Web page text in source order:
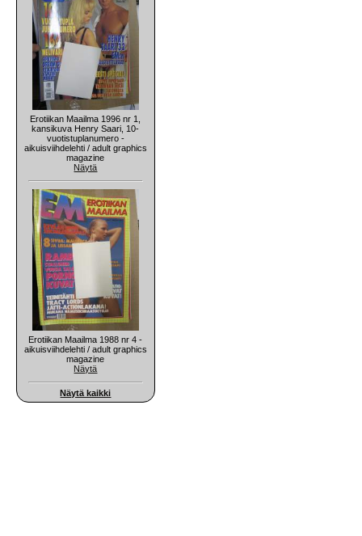
Erotiikan Maailma 1996 nr 1,
kansikuva Henry Saari, 10-
vuotistuplanumero -
aikuisviihdelehti / adult graphics
magazine
Näytä
Erotiikan Maailma 1988 nr 4 -
aikuisviihdelehti / adult graphics
magazine
Näytä
Näytä kaikki